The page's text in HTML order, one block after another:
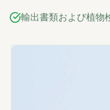
輸出書類および植物